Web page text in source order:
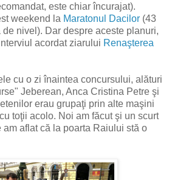
este chiar încurajat).
weekend la Maratonul Dacilor (43
de nivel). Dar despre aceste planuri,
acordat ziarului Renaşterea
cu o zi înaintea concursului, alături
Jeberean, Anca Cristina Petre şi
erau grupaţi prin alte maşini
toţii acolo. Noi am făcut şi un scurt
am aflat că la poarta Raiului stă o